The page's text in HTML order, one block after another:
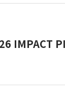
IMPACT